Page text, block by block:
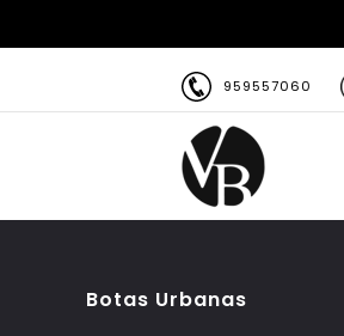
959557060
Botas Urbanas